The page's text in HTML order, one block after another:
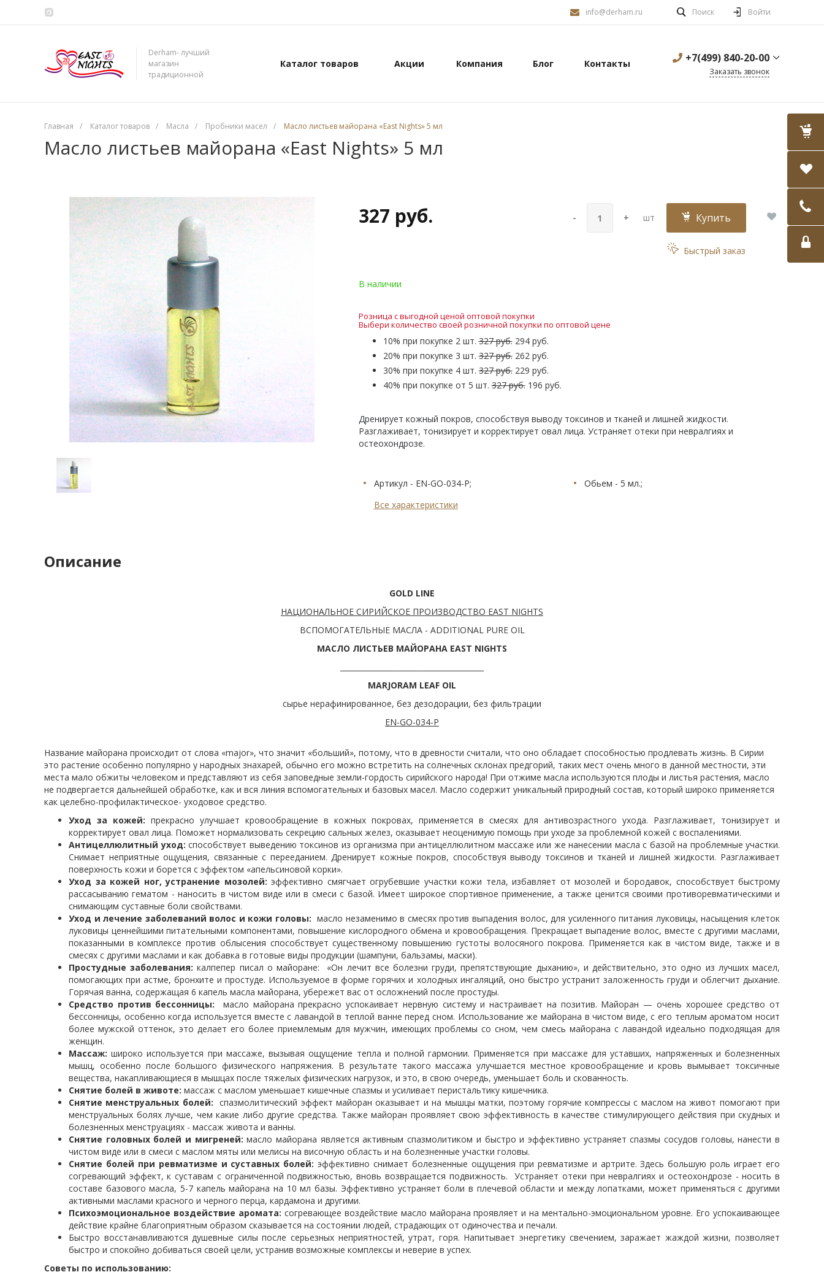
info@derham.ru Поиск Войти
Derham- лучший
магазин
традиционной
Каталог товаров Акции Компания Блог Контакты +7(499) 840-20-00
Заказать звонок
Главная / Каталог товаров / Масла / Пробники масел / Масло листьев майорана «East Nights» 5 мл
Масло листьев майорана «East Nights» 5 мл
327 руб. - + шт Купить
Быстрый заказ
В наличии
Розница с выгодной ценой оптовой покупки
Выбери количество своей розничной покупки по оптовой цене
10% при покупке 2 шт.327 руб.294 руб.
20% при покупке 3 шт.327 руб.262 руб.
30% при покупке 4 шт.327 руб.229 руб.
40% при покупке от 5 шт.327 руб.196 руб.
Дренирует кожный покров, способствуя выводу токсинов и тканей и лишней жидкости.
Разглаживает, тонизирует и корректирует овал лица. Устраняет отеки при невралгиях и
остеохондрозе.
Артикул - EN-GO-034-Р;
Обьем - 5 мл.;
Все характеристики
Описание
GOLD LINE
НАЦИОНАЛЬНОЕ СИРИЙСКОЕ ПРОИЗВОДСТВО EAST NIGHTS
ВСПОМОГАТЕЛЬНЫЕ МАСЛА - ADDITIONAL PURE OIL
МАСЛО ЛИСТЬЕВ МАЙОРАНА EAST NIGHTS
MARJORAM LEAF OIL
сырье нерафинированное, без дезодорации, без фильтрации
EN-GO-034-Р
Название майорана происходит от слова «major», что значит «больший», потому, что в древности считали, что оно обладает способностью продлевать жизнь. В Сирии
это растение особенно популярно у народных знахарей, обычно его можно встретить на солнечных склонах предгорий, таких мест очень много в данной местности, эти
места мало обжиты человеком и представляют из себя заповедные земли-гордость сирийского народа! При отжиме масла используются плоды и листья растения, масло
не подвергается дальнейшей обработке, как и вся линия вспомогательных и базовых масел. Масло содержит уникальный природный состав, который широко применяется
как целебно-профилактическое- уходовое средство.
Уход за кожей: прекрасно улучшает кровообращение в кожных покровах, применяется в смесях для антивозрастного ухода. Разглаживает, тонизирует и
корректирует овал лица. Поможет нормализовать секрецию сальных желез, оказывает неоценимую помощь при уходе за проблемной кожей с воспалениями.
Антицеллюлитный уход: способствует выведению токсинов из организма при антицеллюлитном массаже или же нанесении масла с базой на проблемные участки.
Снимает неприятные ощущения, связанные с перееданием. Дренирует кожные покров, способствуя выводу токсинов и тканей и лишней жидкости. Разглаживает
поверхность кожи и борется с эффектом «апельсиновой корки».
Уход за кожей ног, устранение мозолей: эффективно смягчает огрубевшие участки кожи тела, избавляет от мозолей и бородавок, способствует быстрому
рассасыванию гематом - наносить в чистом виде или в смеси с базой. Имеет широкое спортивное применение, а также ценится своими противоревматическими и
снимающим суставные боли свойствами.
Уход и лечение заболеваний волос и кожи головы: масло незаменимо в смесях против выпадения волос, для усиленного питания луковицы, насыщения клеток
луковицы ценнейшими питательными компонентами, повышение кислородного обмена и кровообращения. Прекращает выпадение волос, вместе с другими маслами,
показанными в комплексе против облысения способствует существенному повышению густоты волосяного покрова. Применяется как в чистом виде, также и в
смесях с другими маслами и как добавка в готовые виды продукции (шампуни, бальзамы, маски).
Простудные заболевания: калпепер писал о майоране: «Он лечит все болезни груди, препятствующие дыханию», и действительно, это одно из лучших масел,
помогающих при астме, бронхите и простуде. Используемое в форме горячих и холодных ингаляций, оно быстро устранит заложенность груди и облегчит дыхание.
Горячая ванна, содержащая 6 капель масла майорана, убережет вас от осложнений после простуды.
Средство против бессонницы: масло майорана прекрасно успокаивает нервную систему и настраивает на позитив. Майоран — очень хорошее средство от
бессонницы, особенно когда используется вместе с лавандой в теплой ванне перед сном. Использование же майорана в чистом виде, с его теплым ароматом носит
более мужской оттенок, это делает его более приемлемым для мужчин, имеющих проблемы со сном, чем смесь майорана с лавандой идеально подходящая для
женщин.
Массаж: широко используется при массаже, вызывая ощущение тепла и полной гармонии. Применяется при массаже для уставших, напряженных и болезненных
мышц, особенно после большого физического напряжения. В результате такого массажа улучшается местное кровообращение и кровь вымывает токсичные
вещества, накапливающиеся в мышцах после тяжелых физических нагрузок, и это, в свою очередь, уменьшает боль и скованность.
Снятие болей в животе: массаж с маслом уменьшает кишечные спазмы и усиливает перистальтику кишечника.
Снятие менструальных болей: спазмолитический эффект майоран оказывает и на мышцы матки, поэтому горячие компрессы с маслом на живот помогают при
менструальных болях лучше, чем какие либо другие средства. Также майоран проявляет свою эффективность в качестве стимулирующего действия при скудных и
болезненных менструациях - массаж живота и ванны.
Снятие головных болей и мигреней:масло майорана является активным спазмолитиком и быстро и эффективно устраняет спазмы сосудов головы, нанести в
чистом виде или в смеси с маслом мяты или мелисы на височную область и на болезненные участки головы.
Снятие болей при ревматизме и суставных болей:эффективно снимает болезненные ощущения при ревматизме и артрите. Здесь большую роль играет его
согревающий эффект, к суставам с ограниченной подвижностью, вновь возвращается подвижность. Устраняет отеки при невралгиях и остеохондрозе - носить в
составе базового масла, 5-7 капель майорана на 10 мл базы. Эффективно устраняет боли в плечевой области и между лопатками, может применяться с другими
активными маслами красного и черного перца, кардамона и другими.
Психоэмоциональное воздействие аромата: согревающее воздействие масло майорана проявляет и на ментально-эмоциональном уровне. Его успокаивающее
действие крайне благоприятным образом сказывается на состоянии людей, страдающих от одиночества и печали.
Быстро восстанавливаются душевные силы после серьезных неприятностей, утрат, горя. Напитывает энергетику свечением, заражает жаждой жизни, позволяет
быстро и спокойно добиваться своей цели, устранив возможные комплексы и неверие в успех.
Советы по использованию: